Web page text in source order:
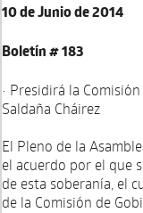
10 de Junio de 2014
Boletín # 183
• Presidirá la
Saldaña Cháirez
El Pleno de la
el acuerdo por el que
de esta soberanía, el
de la Comisión de